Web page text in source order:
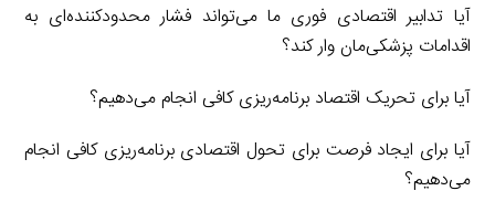
آیا تدابیر اقتصادی فوری ما می‌تواند فشار محدودکننده‌ای به
اقدامات پزشکی‌مان وار کند؟
آیا برای تحریک اقتصاد برنامه‌ریزی کافی انجام می‌دهیم؟
آیا برای ایجاد فرصت برای تحول اقتصادی برنامه‌ریزی کافی انجام
می‌دهیم؟